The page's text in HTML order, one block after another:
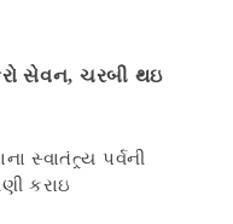
સેવન, ચરબી થઇ